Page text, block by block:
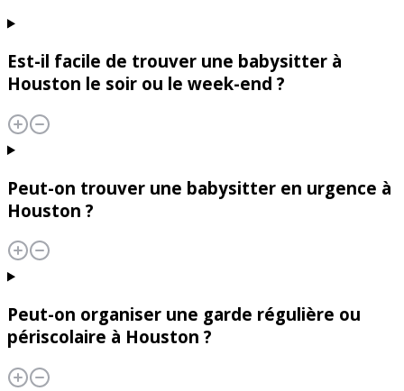
Est-il facile de trouver une babysitter à
Houston le soir ou le week-end ?
Peut-on trouver une babysitter en urgence à
Houston ?
Peut-on organiser une garde régulière ou
périscolaire à Houston ?